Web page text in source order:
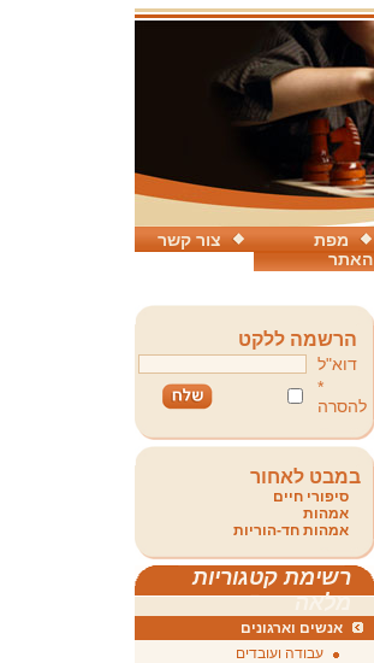
צור קשר
מפת
האתר
הרשמה ללקט
דוא"ל
*
להסרה
במבט לאחור
סיפורי חיים
אמהות
אמהות חד-הוריות
רשימת קטגוריות
מלאה
אנשים וארגונים
עבודה ועובדים